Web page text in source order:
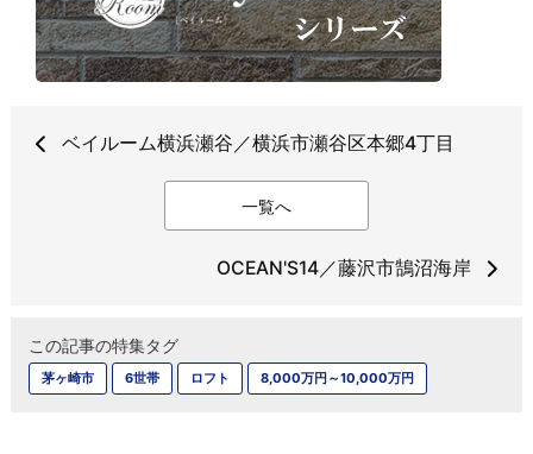
ベイルーム横浜瀬谷／横浜市瀬谷区本郷4丁目
一覧へ
OCEAN'S14／藤沢市鵠沼海岸
この記事の特集タグ
茅ヶ崎市 6世帯 ロフト 8,000万円～10,000万円